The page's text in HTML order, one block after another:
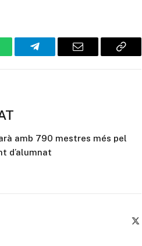
Telegram Email
Copy
amb 790 mestres més pel
d’alumnat